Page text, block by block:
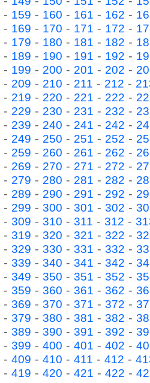
- 159 - 160 - 161 - 162 -
- 169 - 170 - 171 - 172 -
- 179 - 180 - 181 - 182 -
- 189 - 190 - 191 - 192 -
- 199 - 200 - 201 - 202 -
- 209 - 210 - 211 - 212 -
- 219 - 220 - 221 - 222 -
- 229 - 230 - 231 - 232 -
- 239 - 240 - 241 - 242 -
- 249 - 250 - 251 - 252 -
- 259 - 260 - 261 - 262 -
- 269 - 270 - 271 - 272 -
- 279 - 280 - 281 - 282 -
- 289 - 290 - 291 - 292 -
- 299 - 300 - 301 - 302 -
- 309 - 310 - 311 - 312 -
- 319 - 320 - 321 - 322 -
- 329 - 330 - 331 - 332 -
- 339 - 340 - 341 - 342 -
- 349 - 350 - 351 - 352 -
- 359 - 360 - 361 - 362 -
- 369 - 370 - 371 - 372 -
- 379 - 380 - 381 - 382 -
- 389 - 390 - 391 - 392 -
- 399 - 400 - 401 - 402 -
- 409 - 410 - 411 - 412 -
- 419 - 420 - 421 - 422 -